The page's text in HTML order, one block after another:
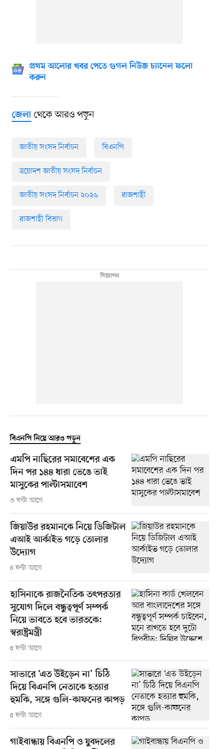
প্রথম আলোর খবর পেতে গুগল নিউজ চ্যানেল ফলো
করুন
জেলাথেকে আরও পড়ুন
জাতীয় সংসদ নির্বাচন বিএনপি
ত্রয়োদশ জাতীয় সংসদ নির্বাচন
জাতীয় সংসদ নির্বাচন ২০২৬ রাজশাহী
রাজশাহী বিভাগ
বিএনপি নিয়ে আরও পড়ুন
এমপি নাছিরের সমাবেশের এক
দিন পর ১৪৪ ধারা ভেঙে ভাই
মাসুকের পাল্টাসমাবেশ
৩ ঘণ্টা আগে
জিয়াউর রহমানকে নিয়ে ডিজিটাল
এআই আর্কাইভ গড়ে তোলার
উদ্যোগ
৪ ঘণ্টা আগে
হাসিনাকে রাজনৈতিক তৎপরতার
সুযোগ দিলে বন্ধুত্বপূর্ণ সম্পর্ক
নিয়ে ভাবতে হবে ভারতকে:
স্বরাষ্ট্রমন্ত্রী
৫ ঘণ্টা আগে
সাভারে ‘এত উইড়েন না’ চিঠি
দিয়ে বিএনপি নেতাকে হত্যার
হুমকি, সঙ্গে গুলি-কাফনের কাপড়
৫ ঘণ্টা আগে
গাইবান্ধায় বিএনপি ও যুবদলের